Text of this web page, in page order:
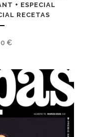
+ ESPECIAL
RECETAS
€